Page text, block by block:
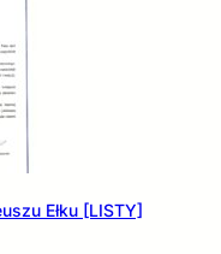
Ełku [LISTY]